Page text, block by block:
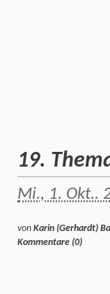
19.
Mi., 1. Okt..
von Karin (Gerhardt)
Kommentare (0)